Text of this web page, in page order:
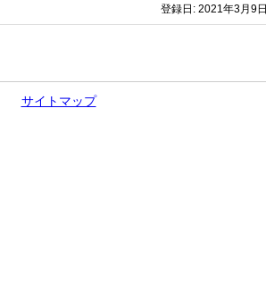
登録日: 2021年3月9日
サイトマップ